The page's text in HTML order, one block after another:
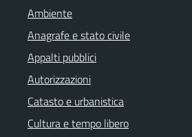
Ambiente
Anagrafe e stato civile
Appalti pubblici
Autorizzazioni
Catasto e urbanistica
Cultura e tempo libero